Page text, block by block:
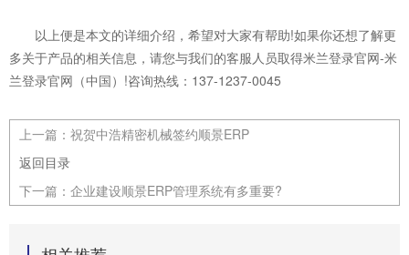
以上便是本文的详细介绍，希望对大家有帮助!如果你还想了解更
多关于产品的相关信息，请您与我们的客服人员取得米兰登录官网-米
兰登录官网（中国）!咨询热线：137-1237-0045
上一篇： 祝贺中浩精密机械签约顺景ERP
返回目录
下一篇： 企业建设顺景ERP管理系统有多重要?